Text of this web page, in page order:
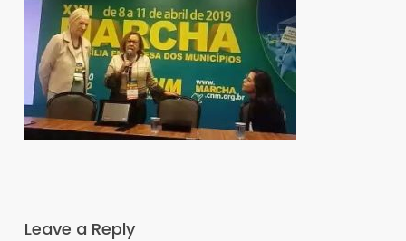
Leave a Reply